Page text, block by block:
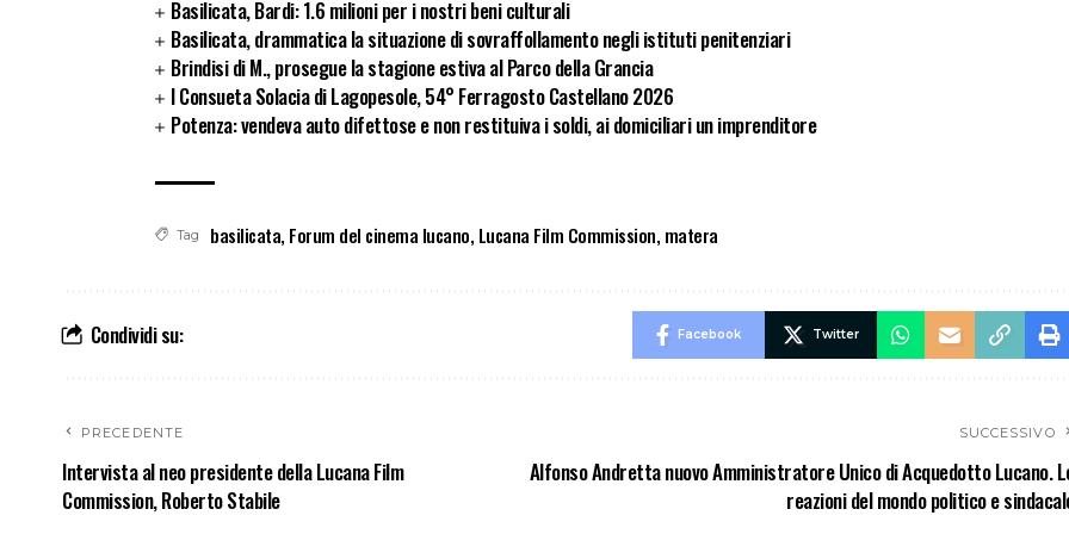
Basilicata, Bardi: 1.6 milioni per i nostri beni culturali
Basilicata, drammatica la situazione di sovraffollamento negli istituti penitenziari
Brindisi di M., prosegue la stagione estiva al Parco della Grancia
I Consueta Solacia di Lagopesole, 54° Ferragosto Castellano 2026
Potenza: vendeva auto difettose e non restituiva i soldi, ai domiciliari un imprenditore
Tag basilicata, Forum del cinema lucano, Lucana Film Commission, matera
Condividi su: Facebook Twitter
PRECEDENTE
Intervista al neo presidente della Lucana Film
Commission, Roberto Stabile
SUCCESSIVO
Alfonso Andretta nuovo Amministratore Unico di Acquedotto Lucano.
reazioni del mondo politico e